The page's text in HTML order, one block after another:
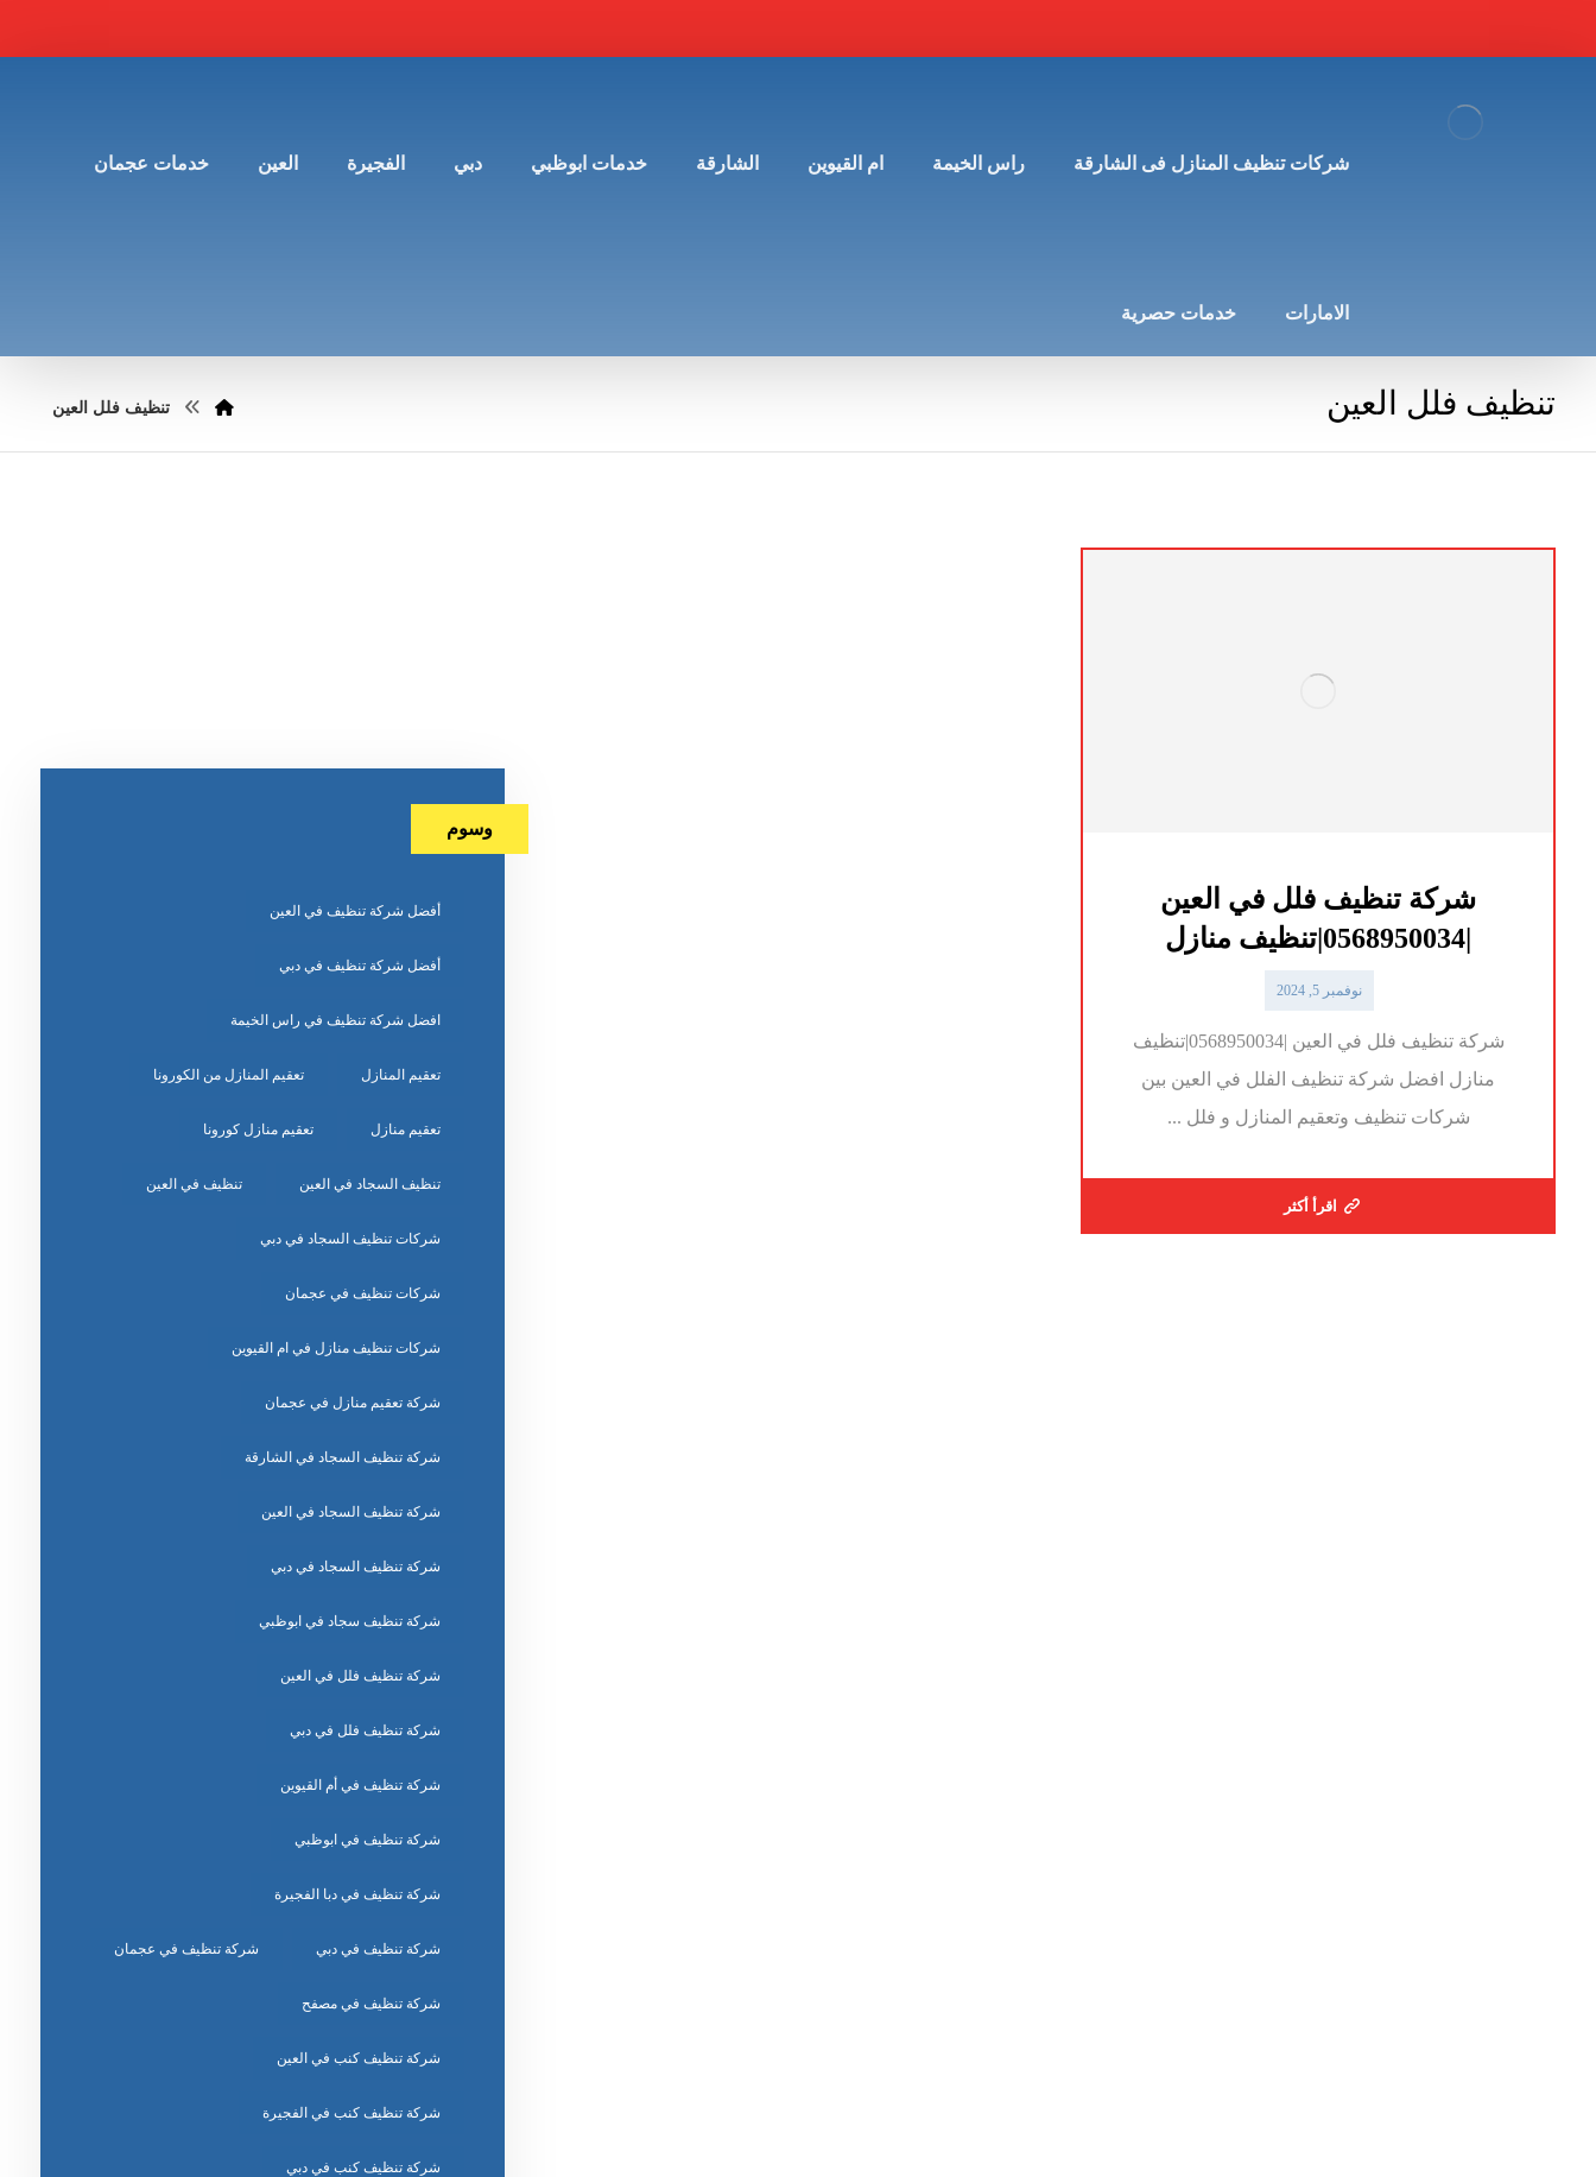
شركات تنظيف المنازل فى الشارقة راس الخيمة ام القيوين الشارقة خدمات ابوظبي دبي الفجيرة العين خدمات عجمان
الامارات خدمات حصرية
تنظيف فلل العين تنظيف فلل العين
شركة تنظيف فلل في العين
|0568950034|تنظيف منازل
نوفمبر 5, 2024
شركة تنظيف فلل في العين |0568950034|تنظيف
منازل افضل شركة تنظيف الفلل في العين بين
شركات تنظيف وتعقيم المنازل و فلل ...
اقرأ أكثر
وسوم
أفضل شركة تنظيف في العين
أفضل شركة تنظيف في دبي
افضل شركة تنظيف في راس الخيمة
تعقيم المنازل تعقيم المنازل من الكورونا
تعقيم منازل تعقيم منازل كورونا
تنظيف السجاد في العين تنظيف في العين
شركات تنظيف السجاد في دبي
شركات تنظيف في عجمان
شركات تنظيف منازل في ام القيوين
شركة تعقيم منازل في عجمان
شركة تنظيف السجاد في الشارقة
شركة تنظيف السجاد في العين
شركة تنظيف السجاد في دبي
شركة تنظيف سجاد في ابوظبي
شركة تنظيف فلل في العين
شركة تنظيف فلل في دبي
شركة تنظيف في أم القيوين
شركة تنظيف في ابوظبي
شركة تنظيف في دبا الفجيرة
شركة تنظيف في دبي شركة تنظيف في عجمان
شركة تنظيف في مصفح
شركة تنظيف كنب في العين
شركة تنظيف كنب في الفجيرة
شركة تنظيف كنب في دبي